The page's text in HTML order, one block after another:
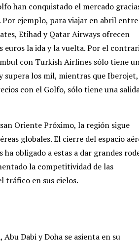
han conquistado el mercado
ejemplo, para viajar en abril entre
Etihad y Qatar Airways ofrecen
euros la ida y la vuelta. Por el
con Turkish Airlines sólo tiene
supera los mil, mientras que Iberojet,
con el Golfo, sólo tiene una
Oriente Próximo, la región sigue
globales. El cierre del espacio
obligado a estas a dar grandes
la competitividad de las
tráfico en sus cielos.
Dabi y Doha se asienta en su